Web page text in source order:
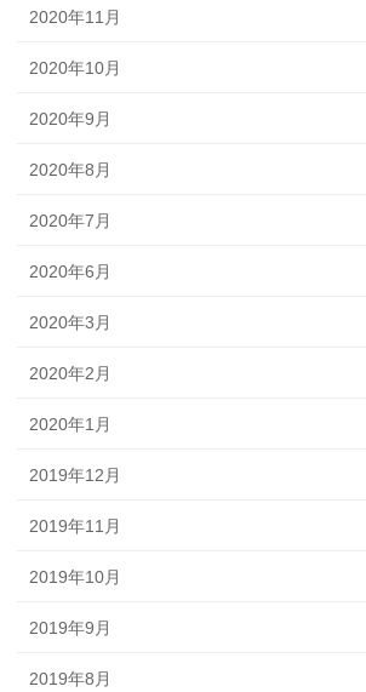
2020年11月
2020年10月
2020年9月
2020年8月
2020年7月
2020年6月
2020年3月
2020年2月
2020年1月
2019年12月
2019年11月
2019年10月
2019年9月
2019年8月